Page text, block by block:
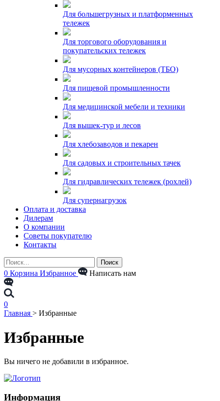
Для большегрузных и платформенных
тележек
Для торгового оборудования и
покупательских тележек
Для мусорных контейнеров (ТБО)
Для пищевой промышленности
Для медицинской мебели и техники
Для вышек-тур и лесов
Для хлебозаводов и пекарен
Для садовых и строительных тачек
Для гидравлических тележек (рохлей)
Для супернагрузок
Оплата и доставка
Дилерам
О компании
Советы покупателю
Контакты
0 Корзина Избранное Написать нам
0
Главная > Избранные
Избранные
Вы ничего не добавили в избранное.
Информация